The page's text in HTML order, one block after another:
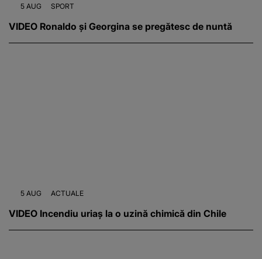
5 AUG SPORT
VIDEO Ronaldo și Georgina se pregătesc de nuntă
5 AUG ACTUALE
VIDEO Incendiu uriaș la o uzină chimică din Chile